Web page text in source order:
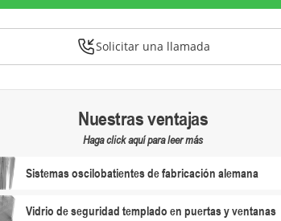
Solicitar una llamada
Nuestras ventajas
Haga click aquí para leer más
Sistemas oscilobatientes de fabricación alemana
Vidrio de seguridad templado en puertas y ventanas